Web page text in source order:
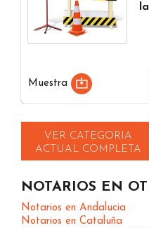
Muestra
VER CATEGORIA
ACTUAL COMPLETA
NOTARIOS EN
Notarios en Andalucia
Notarios en Cataluña